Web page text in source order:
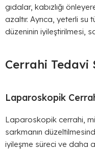
gıdalar, kabızlığı
azaltır. Ayrıca, yeterli su
düzeninin iyileştirilmesi,
Cerrahi Tedavi
Laparoskopik
Laparoskopik cerrahi,
sarkmanın
iyileşme süreci ve daha